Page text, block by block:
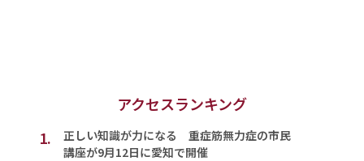
アクセスランキング
1.
正しい知識が力になる 重症筋無力症の市民
講座が9月12日に愛知で開催